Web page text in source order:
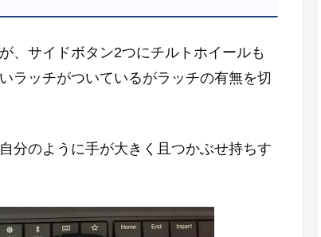
、サイドボタン2つにチルトホイールも
ラッチがついているがラッチの有無を切
分のように手が大きく且つかぶせ持ちす